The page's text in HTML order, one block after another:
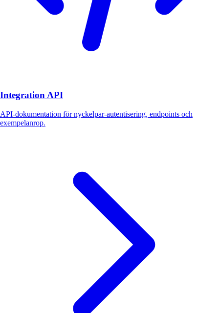
Integration API
API-dokumentation för nyckelpar-autentisering, endpoints och
exempelanrop.